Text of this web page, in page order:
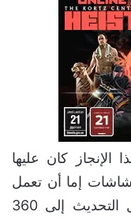
كان عليها
إما أن تعمل
بدقة 4K مع 240Hz او رفع معدل التحديث إلى 360